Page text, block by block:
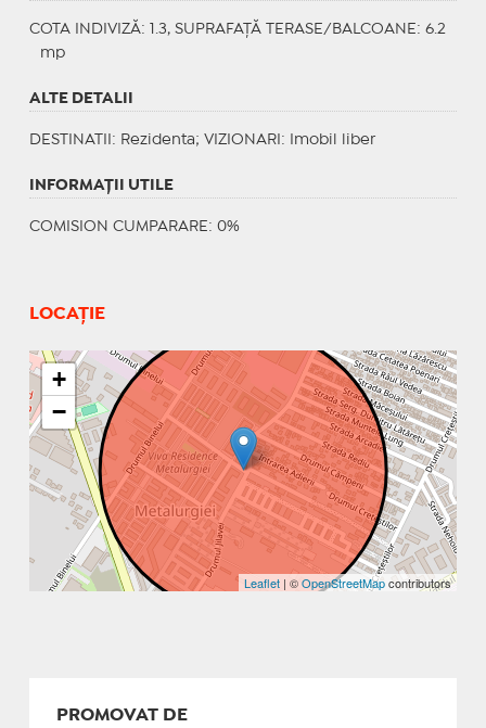
COTA INDIVIZĂ: 1.3, SUPRAFAȚĂ TERASE/BALCOANE: 6.2
mp
ALTE DETALII
DESTINATII : Rezidenta; VIZIONARI : Imobil liber
INFORMAŢII UTILE
COMISION CUMPARARE: 0%
LOCAȚIE
+
−
Leaflet | ©OpenStreetMapcontributors
PROMOVAT DE